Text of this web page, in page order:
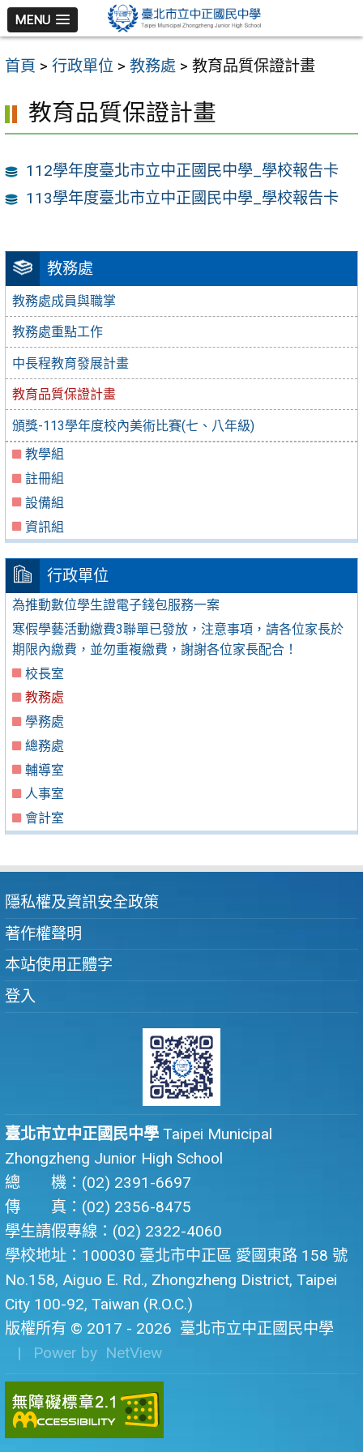
跳
至
主
內
容
MENU
首頁 > 行政單位 > 教務處 > 教育品質保證計畫
教務處
教務處成員與職掌
教務處重點工作
中長程教育發展計畫
教育品質保證計畫
頒獎-113學年度校內美術比賽(七、八年級)
教學組
註冊組
設備組
資訊組
行政單位
為推動數位學生證電子錢包服務一案
寒假學藝活動繳費3聯單已發放，注意事項，請各位家長於
期限內繳費，並勿重複繳費，謝謝各位家長配合！
校長室
教務處
學務處
總務處
輔導室
人事室
會計室
教育品質保證計畫
112學年度臺北市立中正國民中學_學校報告卡
113學年度臺北市立中正國民中學_學校報告卡
隱私權及資訊安全政策
著作權聲明
本站使用正體字
登入
臺北市立中正國民中學 Taipei Municipal
Zhongzheng Junior High School
總 機：(02) 2391-6697
傳 真：(02) 2356-8475
學生請假專線：(02) 2322-4060
學校地址：100030 臺北市中正區 愛國東路 158 號
No.158, Aiguo E. Rd., Zhongzheng District, Taipei
City 100-92, Taiwan (R.O.C.)
版權所有 © 2017 - 2026 臺北市立中正國民中學
| Power by NetView